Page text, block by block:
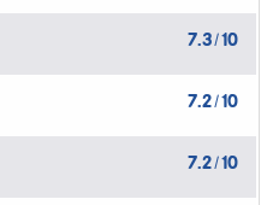
7.3/10
7.2/10
7.2/10